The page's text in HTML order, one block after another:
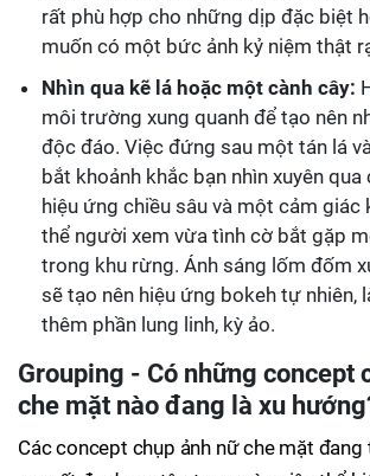
rất phù hợp cho những dịp đặc biệt
muốn có một bức ảnh kỷ niệm thật
Nhìn qua kẽ lá hoặc một cành cây:
môi trường xung quanh để tạo nên
độc đáo. Việc đứng sau một tán lá
bắt khoảnh khắc bạn nhìn xuyên
hiệu ứng chiều sâu và một cảm giác
thể người xem vừa tình cờ bắt gặp
trong khu rừng. Ánh sáng lốm đốm
sẽ tạo nên hiệu ứng bokeh tự nhiên,
thêm phần lung linh, kỳ ảo.
Grouping - Có những concept
che mặt nào đang là xu
Các concept chụp ảnh nữ che mặt đang